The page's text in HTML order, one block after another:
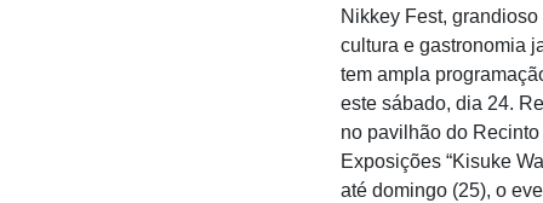
Nikkey Fest,
cultura e gastronomia
tem ampla
este sábado, dia 24.
no pavilhão do Recinto
Exposições “Kisuke
até domingo (25), o